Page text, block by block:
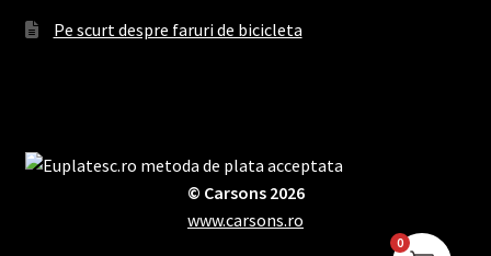
Pe scurt despre faruri de bicicleta
© Carsons 2026
www.carsons.ro
0